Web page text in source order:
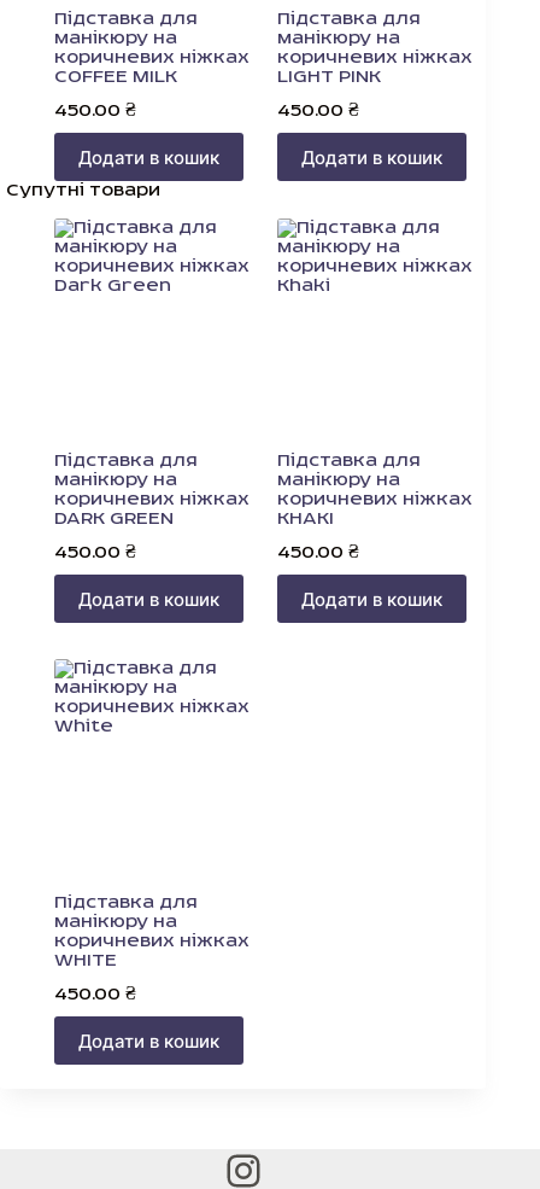
Підставка для
манікюру на
коричневих ніжках
COFFEE MILK
450.00 ₴
Додати в кошик
Підставка для
манікюру на
коричневих ніжках
LIGHT PINK
450.00 ₴
Додати в кошик
Супутні товари
Підставка для
манікюру на
коричневих ніжках
DARK GREEN
450.00 ₴
Додати в кошик
Підставка для
манікюру на
коричневих ніжках
KHAKI
450.00 ₴
Додати в кошик
Підставка для
манікюру на
коричневих ніжках
WHITE
450.00 ₴
Додати в кошик
Instagram